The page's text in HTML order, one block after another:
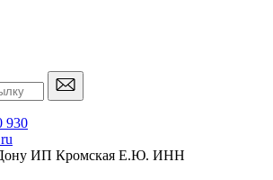
930
Дону ИП Кромская Е.Ю. ИНН